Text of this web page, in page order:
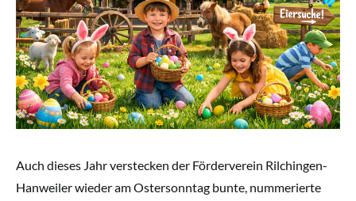
Auch dieses Jahr verstecken der Förderverein Rilchingen-
Hanweiler wieder am Ostersonntag bunte, nummerierte